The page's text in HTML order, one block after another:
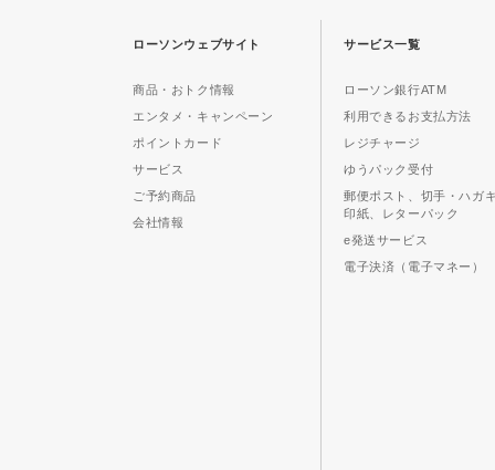
ローソンウェブサイト
商品・おトク情報
エンタメ・キャンペーン
ポイントカード
サービス
ご予約商品
会社情報
サービス一覧
ローソン銀行ATM
利用できるお支払方法
レジチャージ
ゆうパック受付
郵便ポスト、切手・ハガ
印紙、レターパック
e発送サービス
電子決済（電子マネー）